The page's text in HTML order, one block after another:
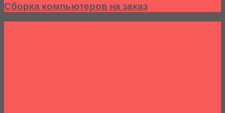
Сборка компьютеров на заказ